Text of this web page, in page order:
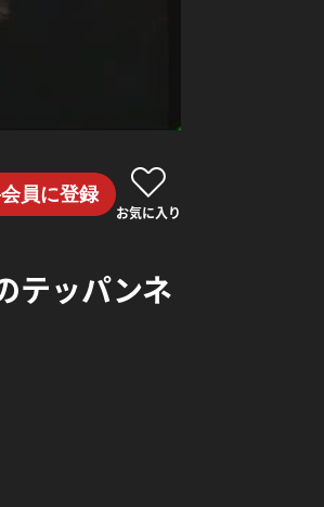
員に登録
お気に入り
テッパンネ